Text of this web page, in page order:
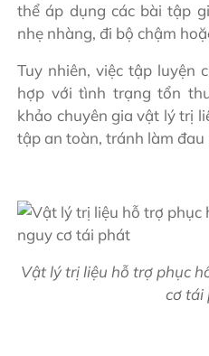
thể áp dụng các bài tập
nhẹ nhàng, đi bộ chậm
Tuy nhiên, việc tập luyện
hợp với tình trạng tổn
khảo chuyên gia vật lý trị
tập an toàn, tránh làm đau
Vật lý trị liệu hỗ trợ phục
cơ tái